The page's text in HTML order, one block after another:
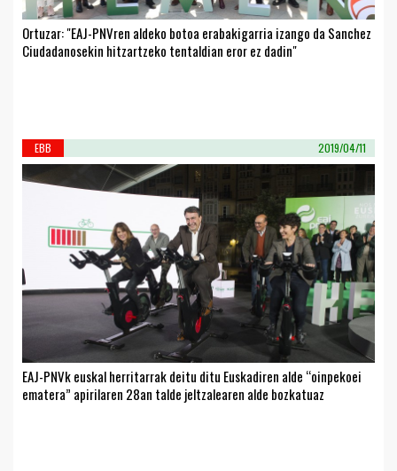
Ortuzar: "EAJ-PNVren aldeko botoa erabakigarria izango da Sanchez
Ciudadanosekin hitzartzeko tentaldian eror ez dadin"
EBB 2019/04/11
EAJ-PNVk euskal herritarrak deitu ditu Euskadiren alde “oinpekoei
ematera” apirilaren 28an talde jeltzalearen alde bozkatuaz